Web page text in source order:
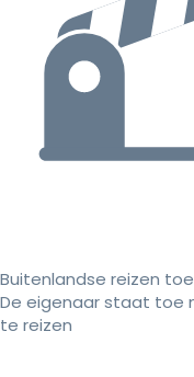
Buitenlandse reizen
De eigenaar staat toe
te reizen